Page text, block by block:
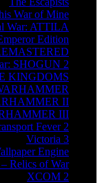
War of Mine
War: ATTILA
Edition
SHOGUN 2
KINGDOMS
II
III
Fever 2
Victoria 3
Engine
Relics of War
XCOM 2